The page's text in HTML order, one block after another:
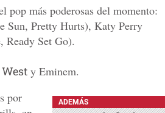
pop más poderosas del momento:
Sun, Pretty Hurts), Katy Perry
Ready Set Go).
y Eminem.
ADEMÁS
por